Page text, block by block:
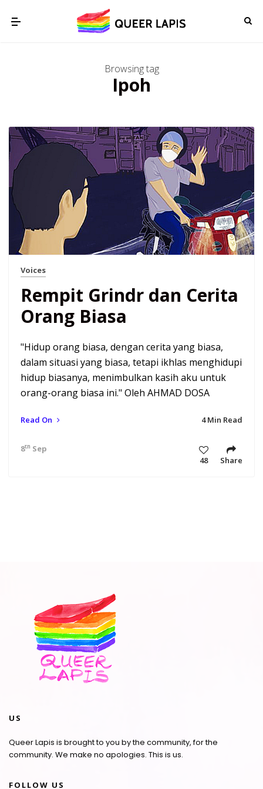
Browsing tag
Ipoh
Voices
Rempit Grindr dan Cerita
Orang Biasa
"Hidup orang biasa, dengan cerita yang biasa,
dalam situasi yang biasa, tetapi ikhlas menghidupi
hidup biasanya, menimbulkan kasih aku untuk
orang-orang biasa ini." Oleh AHMAD DOSA
Read On 4 Min Read
8th Sep 21 12:02 pm
48
Share
US
Queer Lapis is brought to you by the community, for the
community. We make no apologies. This is us.
FOLLOW US